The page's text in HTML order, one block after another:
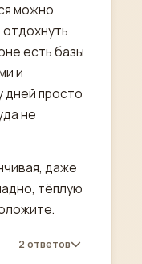
можно
есть базы
и
дней просто
не
даже
тёплую
2 ответов